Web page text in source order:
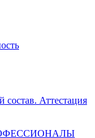
состав. Аттестация